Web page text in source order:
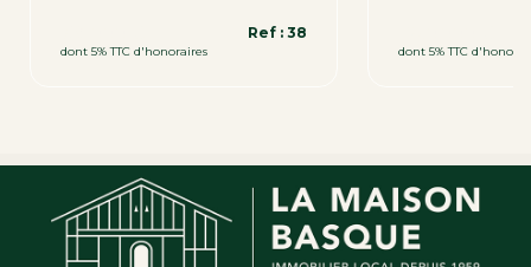
dont 5% TTC d'honoraires
Ref : 38
dont 5% TTC